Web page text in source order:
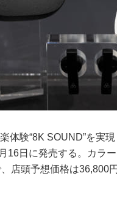
体験“8K SOUND”を実
16日に発売する。カラ
店頭予想価格は36,800